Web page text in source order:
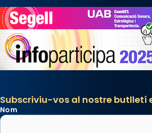
Subscriviu-vos al nostre butlletí
Nom